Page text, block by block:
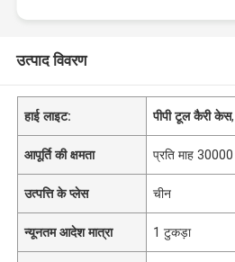
उत्पाद विवरण
हाई लाइट: पीपी टूल कैरी केस
आपूर्ति की क्षमता प्रति माह 30000
उत्पत्ति के प्लेस चीन
न्यूनतम आदेश मात्रा 1 टुकड़ा